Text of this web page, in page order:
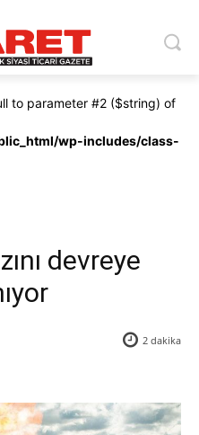
to parameter #2 ($string) of
wp-includes/class-
devreye
2 dakika